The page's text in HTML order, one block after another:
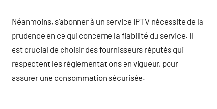
Néanmoins, s’abonner à un service IPTV nécessite de la
prudence en ce qui concerne la fiabilité du service. Il
est crucial de choisir des fournisseurs réputés qui
respectent les règlementations en vigueur, pour
assurer une consommation sécurisée.